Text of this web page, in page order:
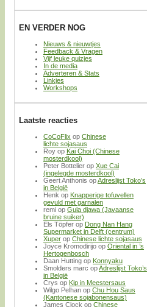
EN VERDER NOG
Nieuws & nieuwtjes
Feedback & Vragen
Vijf leuke quizjes
In de media
Adverteren & Stats
Linkjes
Workshops
Laatste reacties
CoCoFlix op Chinese
lichte sojasaus
Roy op Kai Choi (Chinese
mosterdkool)
Peter Bottelier op Xue Cai
(ingelegde mosterdkool)
Geert Anthonis opAdreslijst Toko’s
in België
Henk op Knapperige tofuvellen
gevuld met garnalen
remi op Gula djawa (Javaanse
bruine suiker)
Els Töpfer op Dong Nan Hang
Supermarket in Delft (centrum)
Xuper op Chinese lichte sojasaus
Joyce Kromodirijo op Oriental in ’s
Hertogenbosch
Daan Hutting op Konnyaku
Smolders marc opAdreslijst Toko’s
in België
Crys op Kip in Meestersaus
Wilgo Pelhan op Chu Hou Saus
(Kantonese sojabonensaus)
James Clock op Chinese